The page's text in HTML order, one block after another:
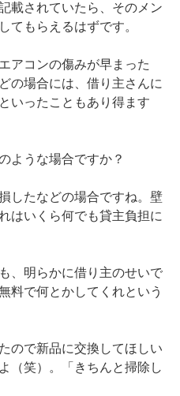
載されていたら、そのメン
てもらえるはずです。
アコンの傷みが早まった
の場合には、借り主さんに
いったこともあり得ます
うな場合ですか？
したなどの場合ですね。壁
はいくら何でも貸主負担に
、明らかに借り主のせいで
料で何とかしてくれという
ので新品に交換してほしい
（笑）。「きちんと掃除し